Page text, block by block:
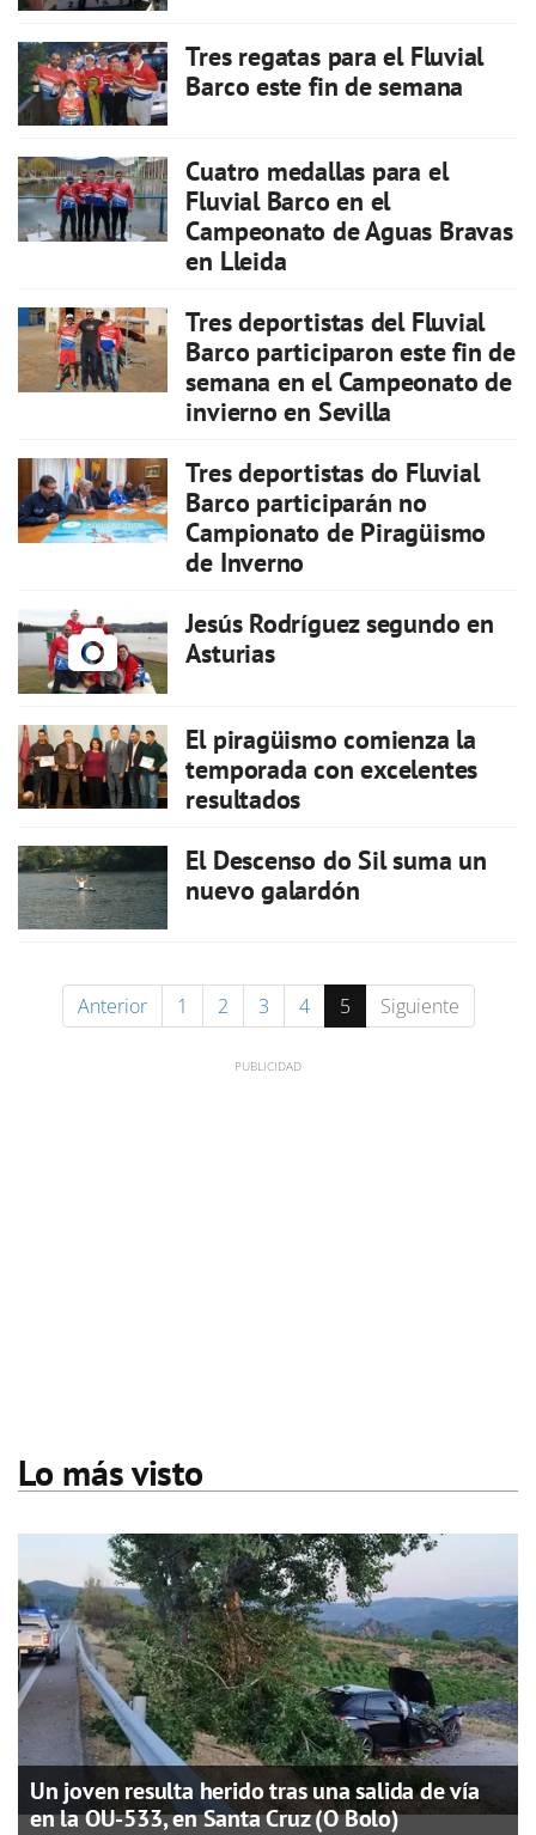
Tres regatas para el Fluvial
Barco este fin de semana
Cuatro medallas para el
Fluvial Barco en el
Campeonato de Aguas Bravas
en Lleida
Tres deportistas del Fluvial
Barco participaron este fin de
semana en el Campeonato de
invierno en Sevilla
Tres deportistas do Fluvial
Barco participarán no
Campionato de Piragüismo
de Inverno
Jesús Rodríguez segundo en
Asturias
El piragüismo comienza la
temporada con excelentes
resultados
El Descenso do Sil suma un
nuevo galardón
Anterior 1 2 3 4 5 Siguiente
Lo más visto
Un joven resulta herido tras una salida de vía
en la OU-533, en Santa Cruz (O Bolo)